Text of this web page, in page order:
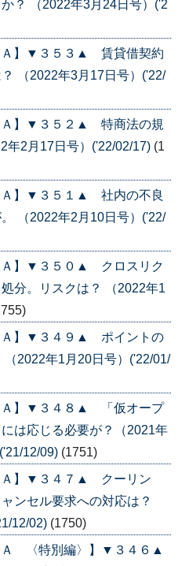
？ （2022年3月24日号）('2
Ａ】▼３５３▲ 賃貸借契約
（2022年3月17日号）('22/
Ａ】▼３５２▲ 特商法の規
年2月17日号）('22/02/17) (1
Ａ】▼３５１▲ 社内の不良
（2022年2月10日号）('22/
Ａ】▼３５０▲ クロスリク
分。リスクは？ （2022年1
Ａ】▼３４９▲ ポイントの
2022年1月20日号）('22/01/
Ａ】▼３４８▲ 「仮オープ
は応じる必要が？（2021年
12/09) (1751)
Ａ】▼３４７▲ クーリン
ンセル要求への対応は？
12/02) (1750)
Ａ 〈特別編〉】▼３４６▲